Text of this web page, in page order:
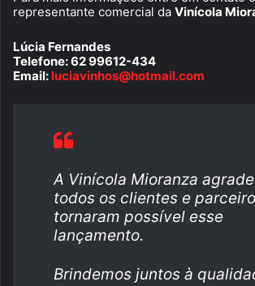
representante comercial da Vinícola
Lúcia Fernandes
Telefone: 62 99612-434
Email: luciavinhos@hotmail.com
A Vinícola Mioranza
todos os clientes e
tornaram possível esse
lançamento.
Brindemos juntos à